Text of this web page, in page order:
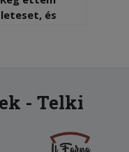
és
lehetne
- Telki